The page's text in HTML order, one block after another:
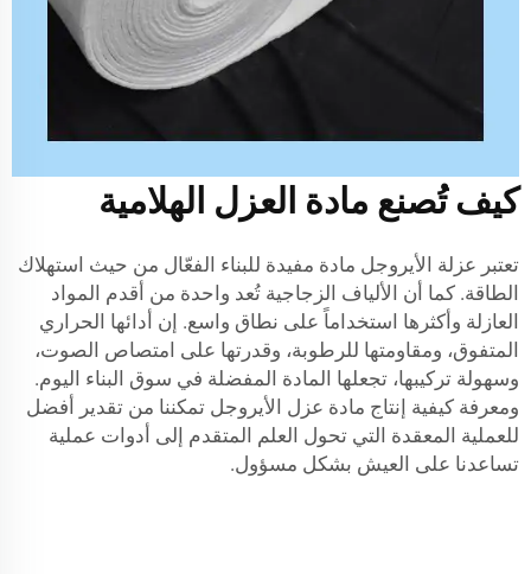
كيف تُصنع مادة العزل الهلامية
تعتبر عزلة الأيروجل مادة مفيدة للبناء الفعّال من حيث استهلاك
الطاقة. كما أن الألياف الزجاجية تُعد واحدة من أقدم المواد
العازلة وأكثرها استخداماً على نطاق واسع. إن أدائها الحراري
المتفوق، ومقاومتها للرطوبة، وقدرتها على امتصاص الصوت،
وسهولة تركيبها، تجعلها المادة المفضلة في سوق البناء اليوم.
ومعرفة كيفية إنتاج مادة عزل الأيروجل تمكننا من تقدير أفضل
للعملية المعقدة التي تحول العلم المتقدم إلى أدوات عملية
تساعدنا على العيش بشكل مسؤول.